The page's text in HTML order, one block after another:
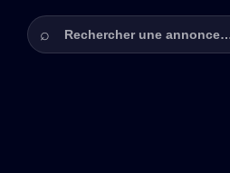
Rechercher une annonce
⌕